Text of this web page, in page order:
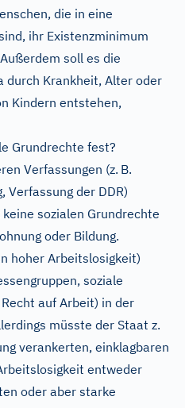
die in eine
ihr Existenzminimum
soll es die
durch Krankheit, Alter oder
Kindern entstehen,
Grundrechte fest?
Verfassungen (z. B.
Verfassung der DDR)
sozialen Grundrechte
oder Bildung.
hoher Arbeitslosigkeit)
soziale
auf Arbeit) in der
müsste der Staat z.
verankerten, einklagbaren
entweder
oder aber starke